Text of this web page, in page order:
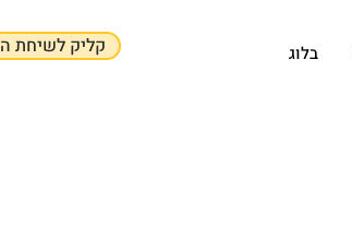
קליק לשיחת בלוג